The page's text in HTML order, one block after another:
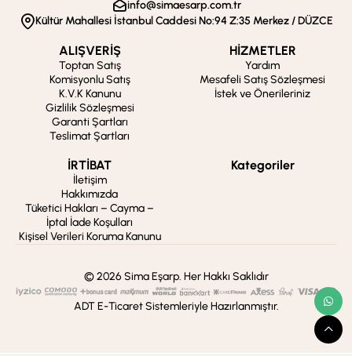
info@simaesarp.com.tr
Kültür Mahallesi İstanbul Caddesi No:94 Z:35 Merkez / DÜZCE
ALIŞVERİŞ
Toptan Satış
Komisyonlu Satış
K.V.K Kanunu
Gizlilik Sözleşmesi
Garanti Şartları
Teslimat Şartları
HİZMETLER
Yardım
Mesafeli Satış Sözleşmesi
İstek ve Önerileriniz
İRTİBAT
İletişim
Hakkımızda
Tüketici Hakları – Cayma –
İptal İade Koşulları
Kişisel Verileri Koruma Kanunu
Kategoriler
© 2026 Sima Eşarp. Her Hakkı Saklıdır
ADT E-Ticaret Sistemleriyle Hazırlanmıştır.